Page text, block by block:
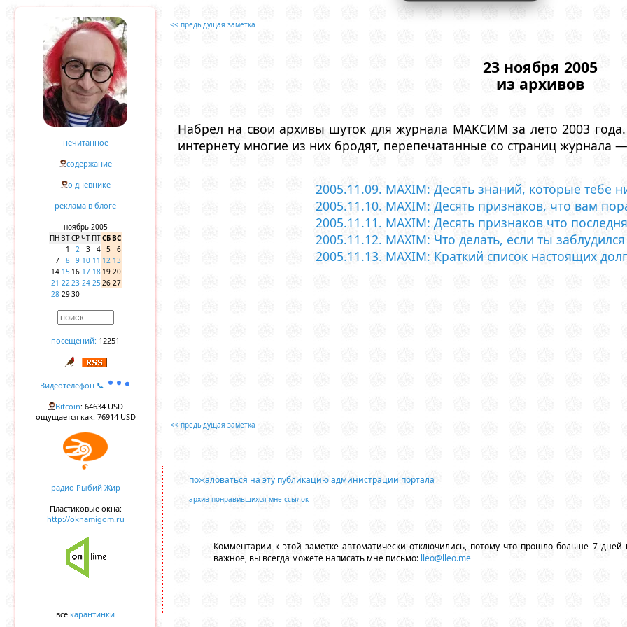
нечитанное
содержание
о дневнике
реклама в блоге
ноябрь 2005
ПН ВТСРЧТ ПТСБВС
1
2 3 4 5
6
7
8 9 10 11 12 13
14 15 16 17 18 19 20
21 2223 24 2526 27
28 2930
посещений: 12251
Видеотелефон 📞
Bitcoin: 64634 USD
ощущается как: 76914 USD
радио Рыбий Жир
Пластиковые окна:
http://oknamigom.ru
все карантинки
<< предыдущая заметка
23 ноября 2005
из архивов
Набрел на свои архивы шуток для журнала МАКСИМ за лето 2003
интернету многие из них бродят, перепечатанные со страниц журнала
2005.11.09. MAXIM: Десять знаний, которые тебе
2005.11.10. MAXIM: Десять признаков, что вам
2005.11.11. MAXIM: Десять признаков что
2005.11.12. MAXIM: Что делать, если ты
2005.11.13. MAXIM: Краткий список настоящих
<< предыдущая заметка
пожаловаться на эту публикацию администрации портала
архив понравившихся мне ссылок
Комментарии к этой заметке автоматически отключились, потому что прошло больше 7
важное, вы всегда можете написать мне письмо: lleo@lleo.me